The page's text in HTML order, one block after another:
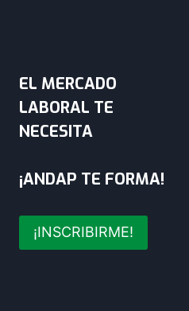
EL MERCADO
LABORAL TE
NECESITA
¡ANDAP TE FORMA!
¡INSCRIBIRME!